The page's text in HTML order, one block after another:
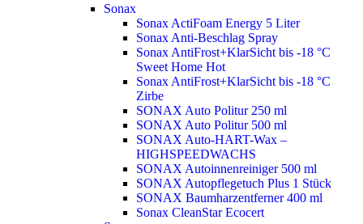
Sonax
Sonax ActiFoam Energy 5 Liter
Sonax Anti-Beschlag Spray
Sonax AntiFrost+KlarSicht bis -18 °C
Sweet Home Hot
Sonax AntiFrost+KlarSicht bis -18 °C
Zirbe
SONAX Auto Politur 250 ml
SONAX Auto Politur 500 ml
SONAX Auto-HART-Wax –
HIGHSPEEDWACHS
SONAX Autoinnenreiniger 500 ml
SONAX Autopflegetuch Plus 1 Stück
SONAX Baumharzentferner 400 ml
Sonax CleanStar Ecocert